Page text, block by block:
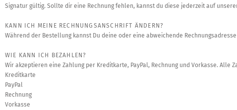
Signatur gültig. Sollte dir eine Rechnung fehlen, kannst du diese jederzeit auf
KANN ICH MEINE RECHNUNGSANSCHRIFT ÄNDERN?
Während der Bestellung kannst Du deine oder eine abweichende
WIE KANN ICH BEZAHLEN?
Wir akzeptieren eine Zahlung per Kreditkarte, PayPal, Rechnung und Vorkasse. Alle
Kreditkarte
PayPal
Rechnung
Vorkasse